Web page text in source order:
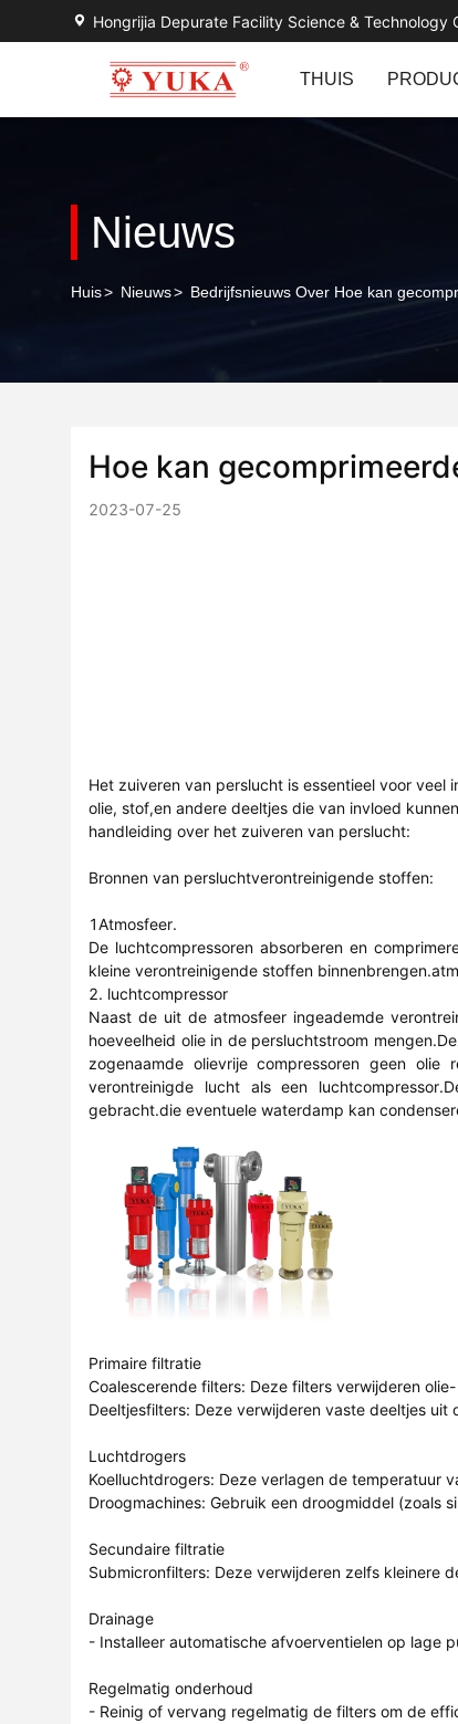
Hongrijia Depurate Facility Science & Technology
THUIS
Nieuws
Huis> Nieuws> Bedrijfsnieuws Over Hoe kan
Hoe kan
2023-07-25
Het zuiveren van perslucht is essentieel voor
olie, stof,en andere deeltjes die van invloed
handleiding over het zuiveren van perslucht:
Bronnen van persluchtverontreinigende stoffen:
1Atmosfeer.
De luchtcompressoren absorberen en
kleine verontreinigende stoffen
2. luchtcompressor
Naast de uit de atmosfeer ingeademde
hoeveelheid olie in de persluchtstroom
zogenaamde olievrije compressoren geen
verontreinigde lucht als een
gebracht.die eventuele waterdamp kan
Primaire filtratie
Coalescerende filters: Deze filters verwijderen
Deeltjesfilters: Deze verwijderen vaste deeltjes
Luchtdrogers
Koelluchtdrogers: Deze verlagen de temperatuur
Droogmachines: Gebruik een droogmiddel (zoals
Secundaire filtratie
Submicronfilters: Deze verwijderen zelfs kleinere
Drainage
- Installeer automatische afvoerventielen op lage
Regelmatig onderhoud
- Reinig of vervang regelmatig de filters om de